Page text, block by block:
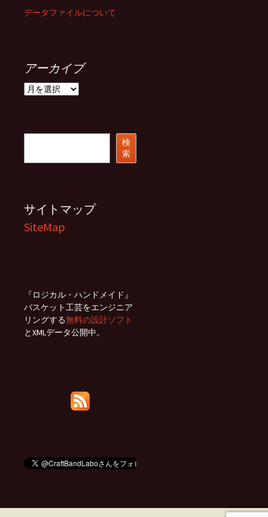
データファイルについて
アーカイブ
ア
検
索
サイトマップ
SiteMap
『ロジカル・ハンドメイド』
バスケット工芸をエンジニア
リングする無料の設計ソフト
とXMLデータ公開中。